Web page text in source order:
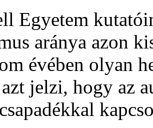
Egyetem
aránya azon
évében olyan
jelzi, hogy az